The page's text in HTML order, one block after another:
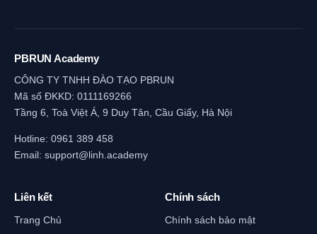
PBRUN Academy
CÔNG TY TNHH ĐÀO TẠO PBRUN
Mã số ĐKKD: 0111169266
Tầng 6, Toà Việt Á, 9 Duy Tân, Cầu Giấy, Hà Nội
Hotline: 0961 389 458
Email: support@linh.academy
Liên kết
Trang Chủ
Chính sách
Chính sách bảo mật